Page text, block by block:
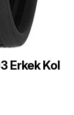
Erkek Kol